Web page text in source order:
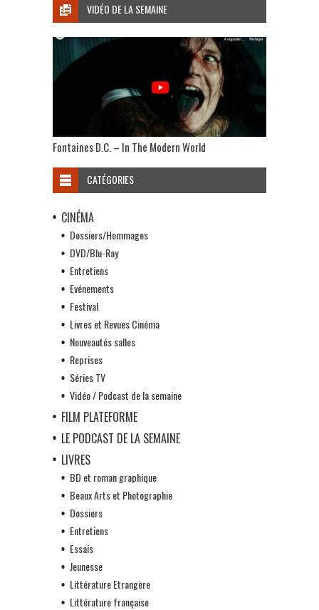
VIDÉO DE LA SEMAINE
Fontaines D.C. – In The Modern World
CATÉGORIES
CINÉMA
Dossiers/Hommages
DVD/Blu-Ray
Entretiens
Evénements
Festival
Livres et Revues Cinéma
Nouveautés salles
Reprises
Séries TV
Vidéo / Podcast de la semaine
FILM PLATEFORME
LE PODCAST DE LA SEMAINE
LIVRES
BD et roman graphique
Beaux Arts et Photographie
Dossiers
Entretiens
Essais
Jeunesse
Littérature Etrangère
Littérature française